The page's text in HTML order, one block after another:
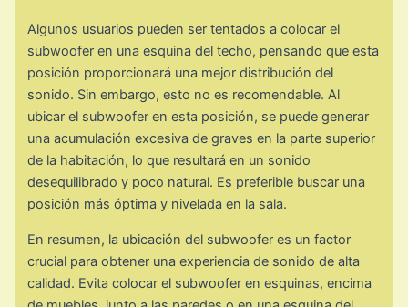
Algunos usuarios pueden ser tentados a colocar el
subwoofer en una esquina del techo, pensando que esta
posición proporcionará una mejor distribución del
sonido. Sin embargo, esto no es recomendable. Al
ubicar el subwoofer en esta posición, se puede generar
una acumulación excesiva de graves en la parte superior
de la habitación, lo que resultará en un sonido
desequilibrado y poco natural. Es preferible buscar una
posición más óptima y nivelada en la sala.
En resumen, la ubicación del subwoofer es un factor
crucial para obtener una experiencia de sonido de alta
calidad. Evita colocar el subwoofer en esquinas, encima